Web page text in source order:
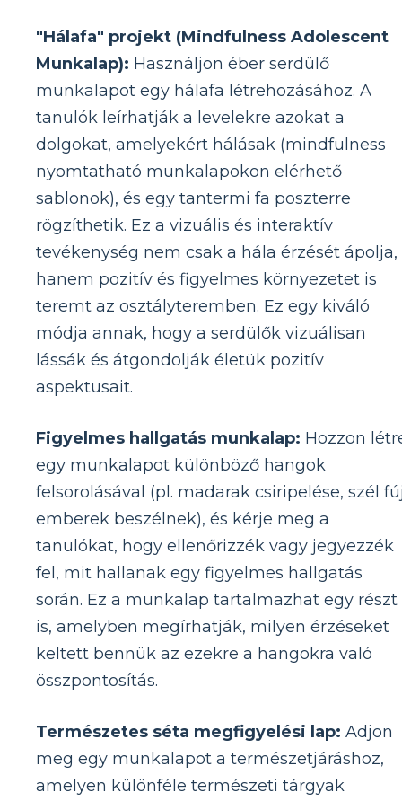
"Hálafa" projekt (Mindfulness Adolescent
Munkalap): Használjon éber serdülő
munkalapot egy hálafa létrehozásához. A
tanulók leírhatják a levelekre azokat a
dolgokat, amelyekért hálásak (mindfulness
nyomtatható munkalapokon elérhető
sablonok), és egy tantermi fa poszterre
rögzíthetik. Ez a vizuális és interaktív
tevékenység nem csak a hála érzését ápolja,
hanem pozitív és figyelmes környezetet is
teremt az osztályteremben. Ez egy kiváló
módja annak, hogy a serdülők vizuálisan
lássák és átgondolják életük pozitív
aspektusait.
Figyelmes hallgatás munkalap: Hozzon
egy munkalapot különböző hangok
felsorolásával (pl. madarak csiripelése, szél
emberek beszélnek), és kérje meg a
tanulókat, hogy ellenőrizzék vagy jegyezzék
fel, mit hallanak egy figyelmes hallgatás
során. Ez a munkalap tartalmazhat egy részt
is, amelyben megírhatják, milyen érzéseket
keltett bennük az ezekre a hangokra való
összpontosítás.
Természetes séta megfigyelési lap: Adjon
meg egy munkalapot a természetjáráshoz,
amelyen különféle természeti tárgyak